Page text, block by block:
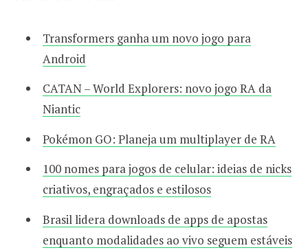
Transformers ganha um novo jogo para
Android
CATAN – World Explorers: novo jogo RA da
Niantic
Pokémon GO: Planeja um multiplayer de RA
100 nomes para jogos de celular: ideias de nicks
criativos, engraçados e estilosos
Brasil lidera downloads de apps de apostas
enquanto modalidades ao vivo seguem estáveis